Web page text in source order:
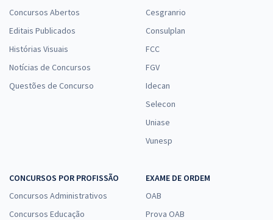
Concursos Abertos
Editais Publicados
Histórias Visuais
Notícias de Concursos
Questões de Concurso
Cesgranrio
Consulplan
FCC
FGV
Idecan
Selecon
Uniase
Vunesp
CONCURSOS POR PROFISSÃO
Concursos Administrativos
Concursos Educação
EXAME DE ORDEM
OAB
Prova OAB